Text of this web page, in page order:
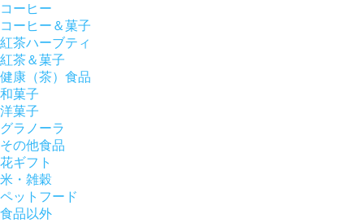
コーヒー
コーヒー＆菓子
紅茶ハーブティ
紅茶＆菓子
健康（茶）食品
和菓子
洋菓子
グラノーラ
その他食品
花ギフト
米・雑穀
ペットフード
食品以外